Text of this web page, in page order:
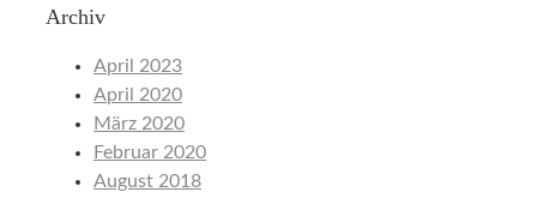
Archiv
April 2023
April 2020
März 2020
Februar 2020
August 2018